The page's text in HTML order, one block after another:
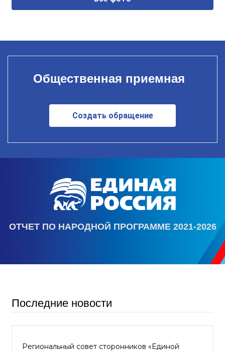
Общественная приемная
Создать обращение
ОТЧЕТ ПО НАРОДНОЙ ПРОГРАММЕ 2021-2026
Последние новости
Региональный совет сторонников «Единой